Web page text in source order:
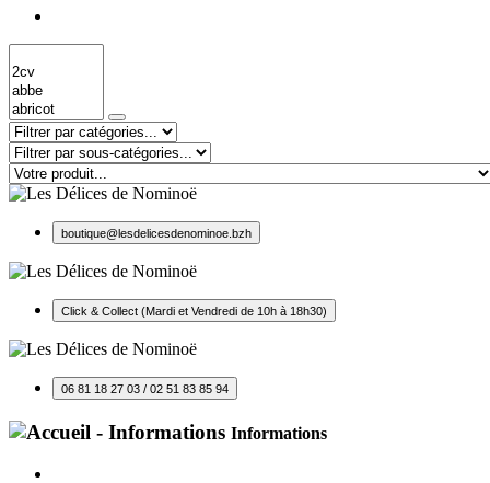
boutique@lesdelicesdenominoe.bzh
Click & Collect (Mardi et Vendredi de 10h à 18h30)
06 81 18 27 03 / 02 51 83 85 94
Informations